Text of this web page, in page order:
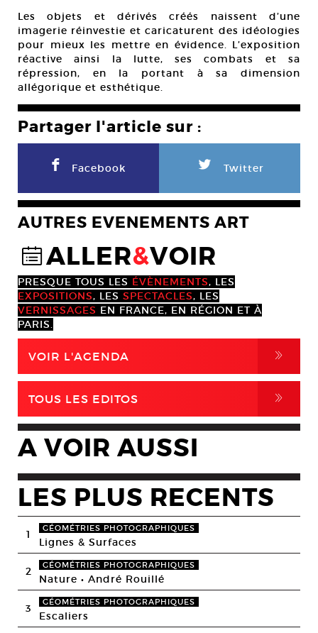
Les objets et dérivés créés naissent d’une
imagerie réinvestie et caricaturent des idéologies
pour mieux les mettre en évidence. L’exposition
réactive ainsi la lutte, ses combats et sa
répression, en la portant à sa dimension
allégorique et esthétique.
Partager l'article sur :
F Facebook L Twitter
AUTRES EVENEMENTS ART
@ALLER&VOIR
PRESQUE TOUS LES ÉVÈNEMENTS, LES
EXPOSITIONS, LES SPECTACLES, LES
VERNISSAGES EN FRANCE, EN RÉGION ET À
PARIS.
VOIR L'AGENDA ,
TOUS LES EDITOS ,
A VOIR AUSSI
LES PLUS RECENTS
1 GÉOMÉTRIES PHOTOGRAPHIQUES
Lignes & Surfaces
2 GÉOMÉTRIES PHOTOGRAPHIQUES
Nature • André Rouillé
3 GÉOMÉTRIES PHOTOGRAPHIQUES
Escaliers